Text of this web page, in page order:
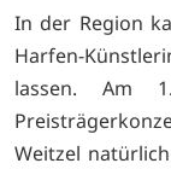
In der Region
Harfen-
lassen. Am
Weitzel